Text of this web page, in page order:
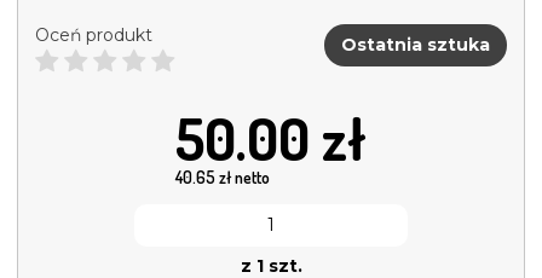
Oceń produkt Ostatnia sztuka
50.00 zł
40.65zł netto
z 1 szt.